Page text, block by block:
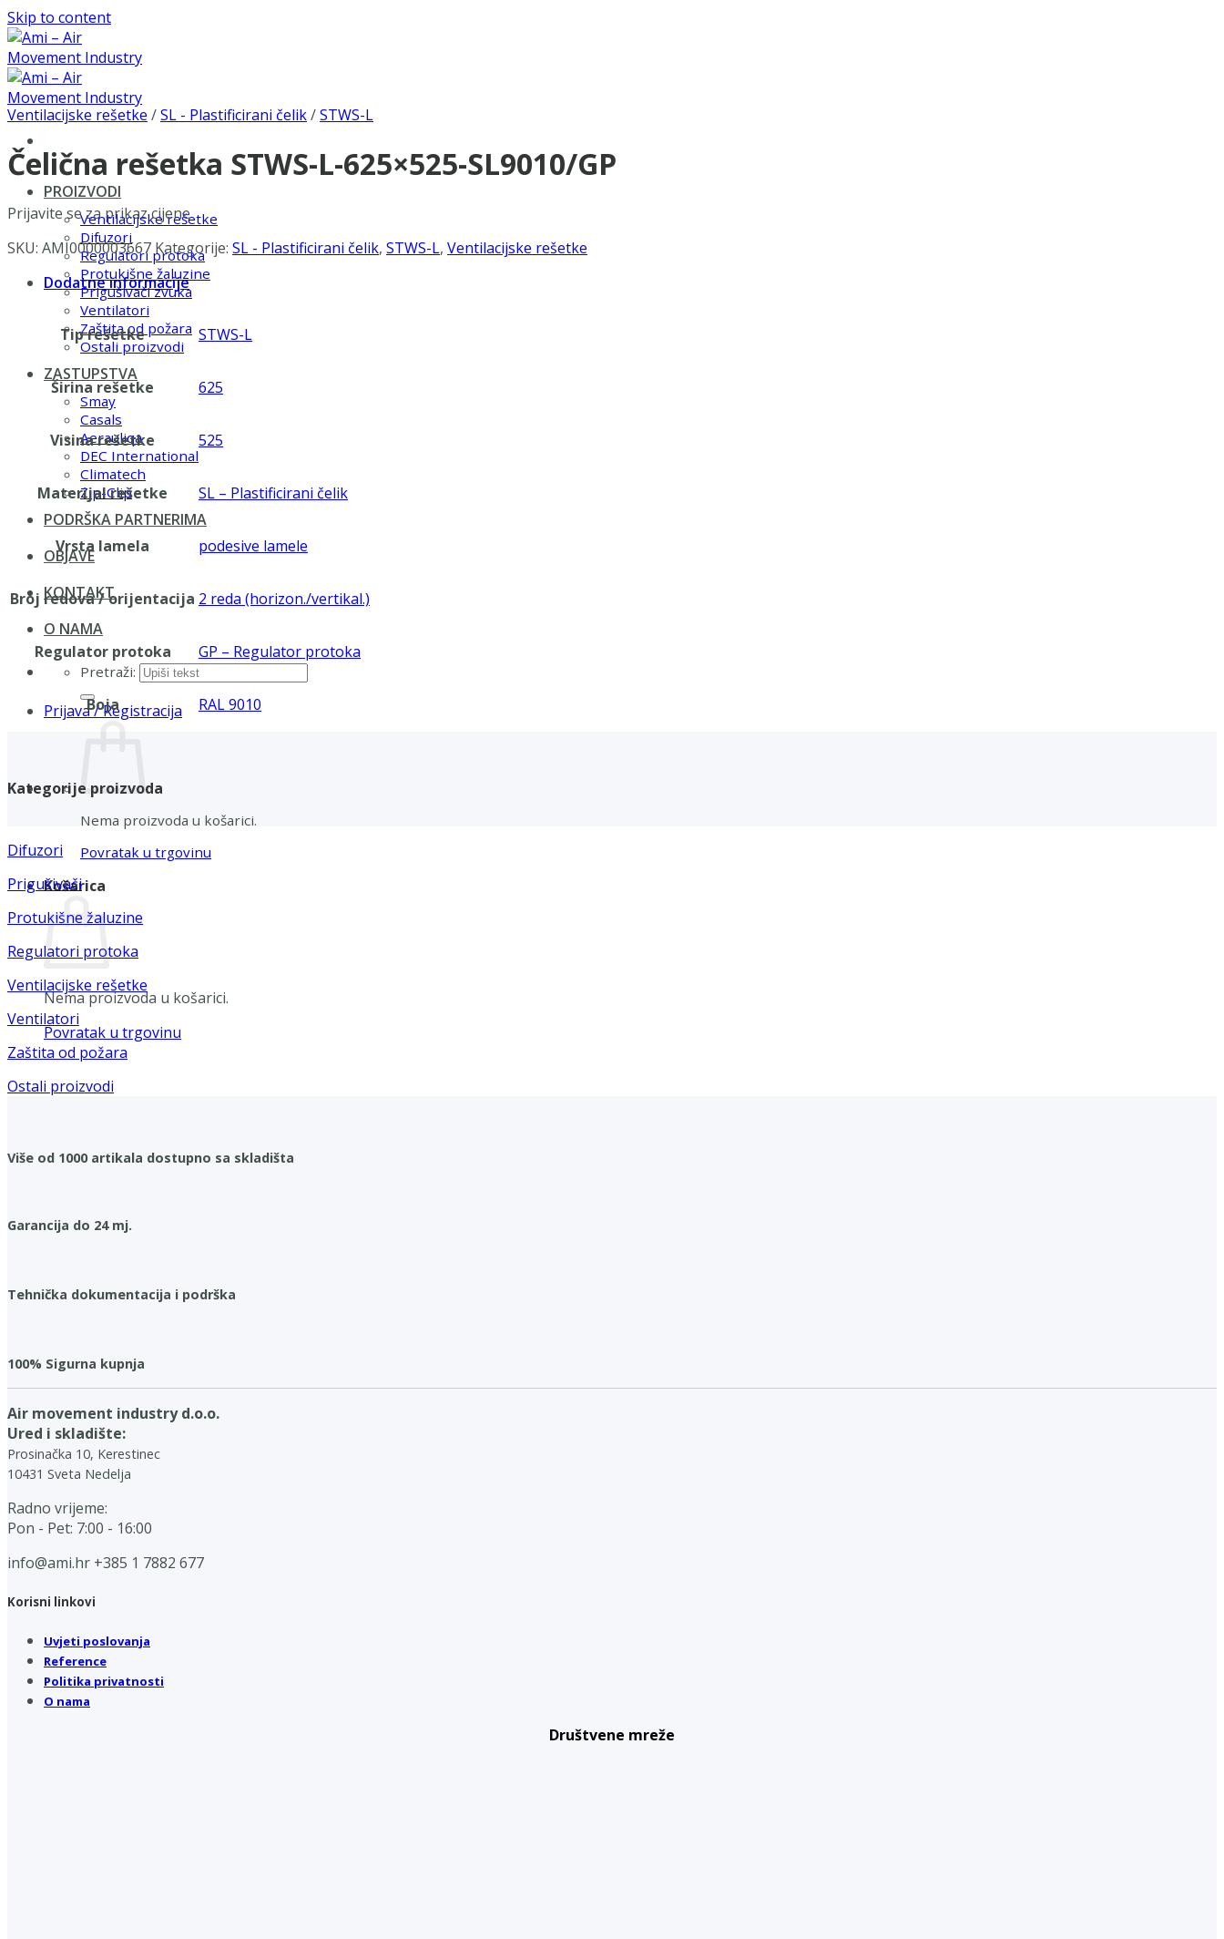
Skip to content
PROIZVODI
Ventilacijske rešetke
Difuzori
Regulatori protoka
Protukišne žaluzine
Prigušivači zvuka
Ventilatori
Zaštita od požara
Ostali proizvodi
ZASTUPSTVA
Smay
Casals
Aerauliqa
DEC International
Climatech
Zip-Clip
PODRŠKA PARTNERIMA
OBJAVE
KONTAKT
O NAMA
Pretraži:
Prijava / Registracija
Nema proizvoda u košarici.
Povratak u trgovinu
Košarica
Nema proizvoda u košarici.
Povratak u trgovinu
Ventilacijske rešetke /SL - Plastificirani čelik/STWS-L
Čelična rešetka STWS-L-625×525-SL9010/GP
Prijavite se za prikaz cijene
SKU: AMI0000003667 Kategorije: SL - Plastificirani čelik, STWS-L, Ventilacijske rešetke
Dodatne informacije
Tip rešetke STWS-L
Širina rešetke 625
Visina rešetke 525
Materijal rešetke SL – Plastificirani čelik
Vrsta lamela podesive lamele
Broj redova / orijentacija 2 reda (horizon./vertikal.)
Regulator protoka GP – Regulator protoka
Boja RAL 9010
Kategorije proizvoda
Difuzori
Prigušivači
Protukišne žaluzine
Regulatori protoka
Ventilacijske rešetke
Ventilatori
Zaštita od požara
Ostali proizvodi
Više od 1000 artikala dostupno sa skladišta
Garancija do 24 mj.
Tehnička dokumentacija i podrška
100% Sigurna kupnja
Air movement industry d.o.o.
Ured i skladište:
Prosinačka 10, Kerestinec
10431 Sveta Nedelja
Radno vrijeme:
Pon - Pet: 7:00 - 16:00
info@ami.hr +385 1 7882 677
Korisni linkovi
Uvjeti poslovanja
Reference
Politika privatnosti
O nama
Društvene mreže